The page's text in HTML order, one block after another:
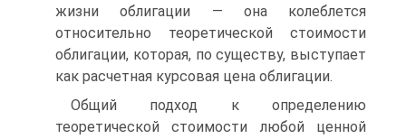
жизни облигации — она колеблется
относительно теоретической стоимости
облигации, которая, по существу, выступает
как расчетная курсовая цена облигации.
Общий подход к определению
теоретической стоимости любой ценной